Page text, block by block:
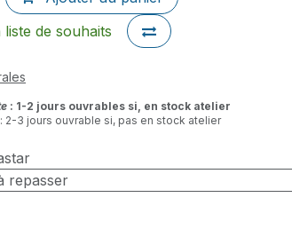
de souhaits
: 1-2 jours ouvrables si, en stock atelier
: 2-3 jours ouvrable si, pas en stock atelier
repasser